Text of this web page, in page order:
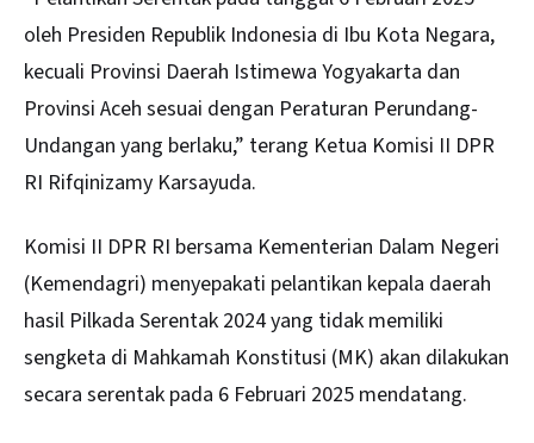
oleh Presiden Republik Indonesia di Ibu Kota Negara,
kecuali Provinsi Daerah Istimewa Yogyakarta dan
Provinsi Aceh sesuai dengan Peraturan Perundang-
Undangan yang berlaku,” terang Ketua Komisi II DPR
RI Rifqinizamy Karsayuda.
Komisi II DPR RI bersama Kementerian Dalam Negeri
(Kemendagri) menyepakati pelantikan kepala daerah
hasil Pilkada Serentak 2024 yang tidak memiliki
sengketa di Mahkamah Konstitusi (MK) akan dilakukan
secara serentak pada 6 Februari 2025 mendatang.